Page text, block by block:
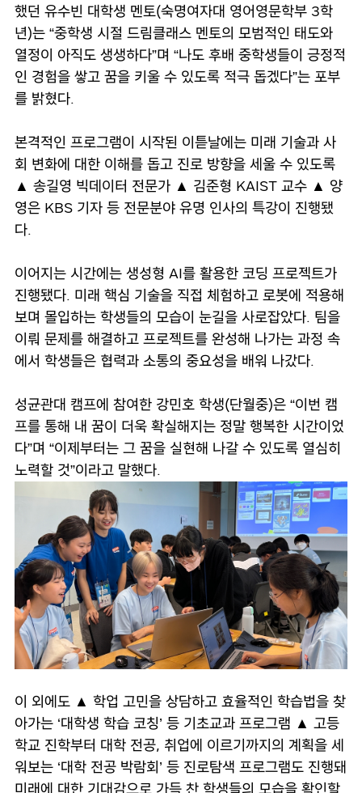
했던 유수빈 대학생 멘토(숙명여자대 영어영문학부 3학
년)는 “중학생 시절 드림클래스 멘토의 모범적인 태도와
열정이 아직도 생생하다”며 “나도 후배 중학생들이 긍정적
인 경험을 쌓고 꿈을 키울 수 있도록 적극 돕겠다”는 포부
를 밝혔다.
본격적인 프로그램이 시작된 이튿날에는 미래 기술과 사
회 변화에 대한 이해를 돕고 진로 방향을 세울 수 있도록
▲ 송길영 빅데이터 전문가 ▲ 김준형 KAIST 교수 ▲ 양
영은 KBS 기자 등 전문분야 유명 인사의 특강이 진행됐
다.
이어지는 시간에는 생성형 AI를 활용한 코딩 프로젝트가
진행됐다. 미래 핵심 기술을 직접 체험하고 로봇에 적용해
보며 몰입하는 학생들의 모습이 눈길을 사로잡았다. 팀을
이뤄 문제를 해결하고 프로젝트를 완성해 나가는 과정 속
에서 학생들은 협력과 소통의 중요성을 배워 나갔다.
성균관대 캠프에 참여한 강민호 학생(단월중)은 “이번 캠
프를 통해 내 꿈이 더욱 확실해지는 정말 행복한 시간이었
다”며 “이제부터는 그 꿈을 실현해 나갈 수 있도록 열심히
노력할 것”이라고 말했다.
이 외에도 ▲ 학업 고민을 상담하고 효율적인 학습법을 찾
아가는 ‘대학생 학습 코칭’ 등 기초교과 프로그램 ▲ 고등
학교 진학부터 대학 전공, 취업에 이르기까지의 계획을 세
워보는 ‘대학 전공 박람회’ 등 진로탐색 프로그램도 진행돼
미래에 대한 기대감으로 가득 찬 학생들의 모습을 확인할